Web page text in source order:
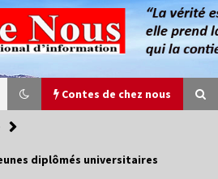
Contes de chez nous
nous
diplômés universitaires